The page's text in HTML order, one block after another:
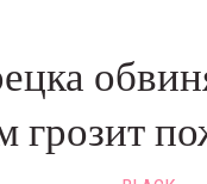
грозит